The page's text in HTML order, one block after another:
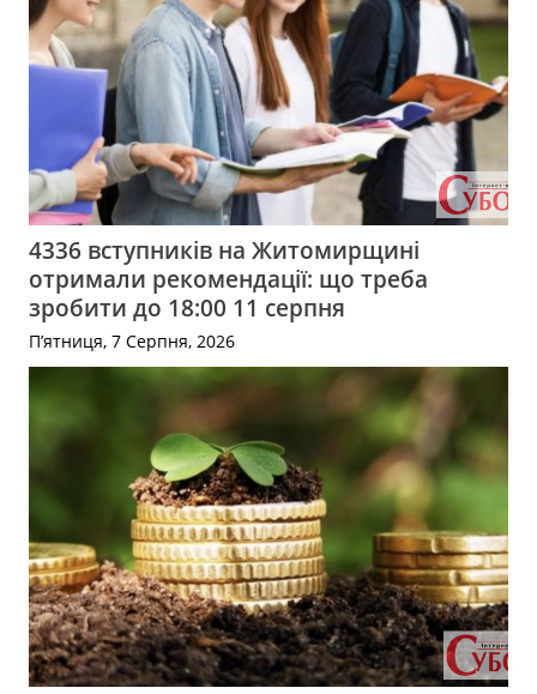
4336 вступників на Житомирщині
отримали рекомендації: що треба
зробити до 18:00 11 серпня
П’ятниця, 7 Серпня, 2026